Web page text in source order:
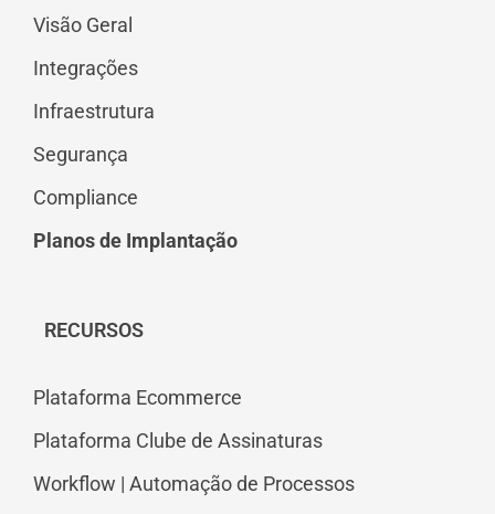
Visão Geral
Integrações
Infraestrutura
Segurança
Compliance
Planos de Implantação
RECURSOS
Plataforma Ecommerce
Plataforma Clube de Assinaturas
Workflow | Automação de Processos